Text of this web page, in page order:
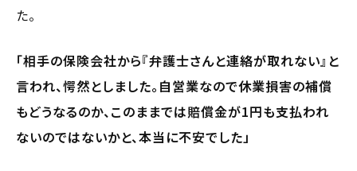
た。
「相手の保険会社から『弁護士さんと連絡が取れない』と
言われ、愕然としました。自営業なので休業損害の補償
もどうなるのか、このままでは賠償金が1円も支払われ
ないのではないかと、本当に不安でした」